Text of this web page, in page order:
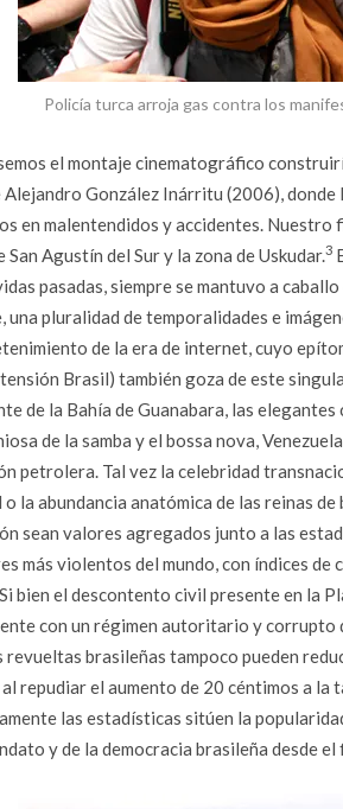
Policía turca arroja gas contra los
el montaje cinematográfico
Alejandro González Inárritu (2006),
en malentendidos y accidentes. Nuestro
San Agustín del Sur y la zona de Uskudar.3
pasadas, siempre se mantuvo a
una pluralidad de temporalidades e
de la era de internet, cuyo
Brasil) también goza de este
de la Bahía de Guanabara, las
de la samba y el bossa nova,
petrolera. Tal vez la celebridad
o la abundancia anatómica de las reinas
sean valores agregados junto a las
más violentos del mundo, con índices de
bien el descontento civil presente en la
con un régimen autoritario y
revueltas brasileñas tampoco pueden
al repudiar el aumento de 20 céntimos a
las estadísticas sitúen la
y de la democracia brasileña desde